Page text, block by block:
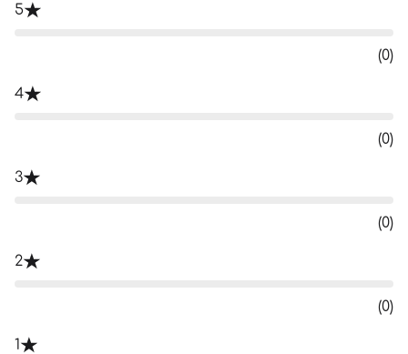
5
(0)
4
(0)
3
(0)
2
(0)
1